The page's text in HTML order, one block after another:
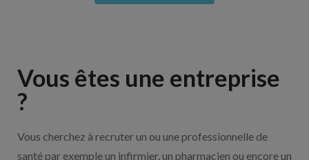
Vous êtes une entreprise
?
Vous cherchez à recruter un ou une professionnelle de
santé par exemple un infirmier, un pharmacien ou encore un